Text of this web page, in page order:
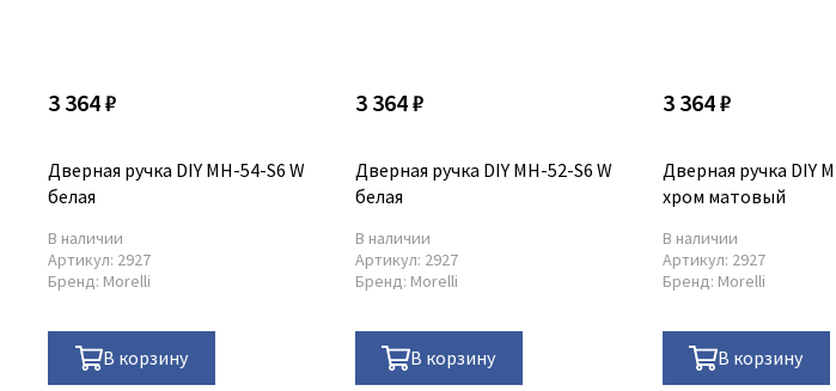
3 364 ₽
Дверная ручка DIY MH-54-S6 W
белая
В наличии
Артикул: 2927
Бренд: Morelli
В корзину
3 364 ₽
Дверная ручка DIY MH-52-S6 W
белая
В наличии
Артикул: 2927
Бренд: Morelli
В корзину
3 364 ₽
Дверная ручка DIY
хром матовый
В наличии
Артикул: 2927
Бренд: Morelli
В корзину